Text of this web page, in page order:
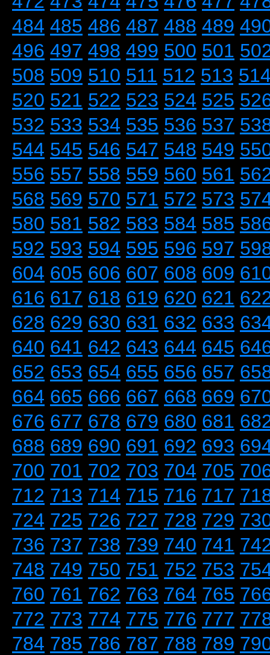
484 485 486 487 488 489
496 497 498 499 500 501
508 509 510 511 512 513
520 521 522 523 524 525
532 533 534 535 536 537
544 545 546 547 548 549
556 557 558 559 560 561
568 569 570 571 572 573
580 581 582 583 584 585
592 593 594 595 596 597
604 605 606 607 608 609
616 617 618 619 620 621
628 629 630 631 632 633
640 641 642 643 644 645
652 653 654 655 656 657
664 665 666 667 668 669
676 677 678 679 680 681
688 689 690 691 692 693
700 701 702 703 704 705
712 713 714 715 716 717
724 725 726 727 728 729
736 737 738 739 740 741
748 749 750 751 752 753
760 761 762 763 764 765
772 773 774 775 776 777
784 785 786 787 788 789